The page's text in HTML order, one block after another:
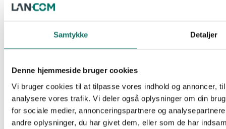
Samtykke Detaljer
Denne hjemmeside bruger cookies
Vi bruger cookies til at tilpasse vores indhold og annoncer,
analysere vores trafik. Vi deler også oplysninger om din
for sociale medier, annonceringspartnere og
andre oplysninger, du har givet dem, eller som de har
Log ind for at se pris
Multimode Mellemled
LAN-OPTIC LC DUPLEX MELLEMLED OM4 ZIRKONIA
SC FOOTPRINT PURPLE
Log ind for at se pris Læs mere